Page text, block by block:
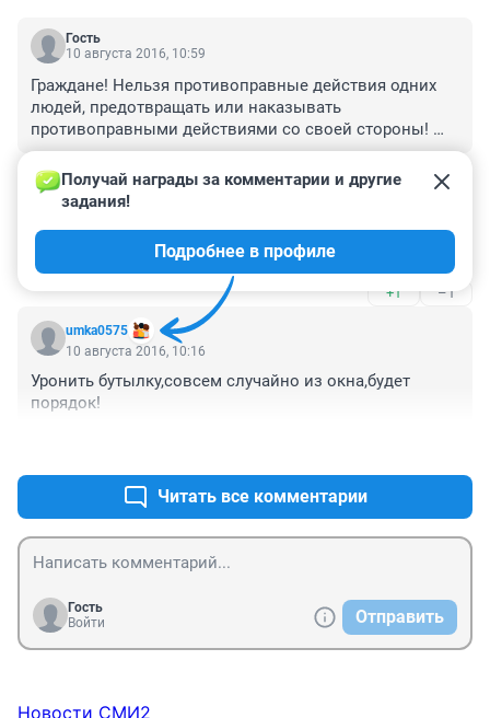
Гость
10 августа 2016, 10:59
Граждане! Нельзя противоправные действия одних
людей, предотвращать или наказывать
противоправными действиями со своей стороны!
Вызывайте соответствующие службы.
Гость
Баба однозначно припарковалась !!!
+1 –1
umka0575
Получай награды за комментарии и другие
задания!
Подробнее в профиле
10 августа 2016, 10:16
Уронить бутылку,совсем случайно из окна,будет
порядок!
Читать все комментарии
Гость
Войти
Отправить
Новости СМИ2